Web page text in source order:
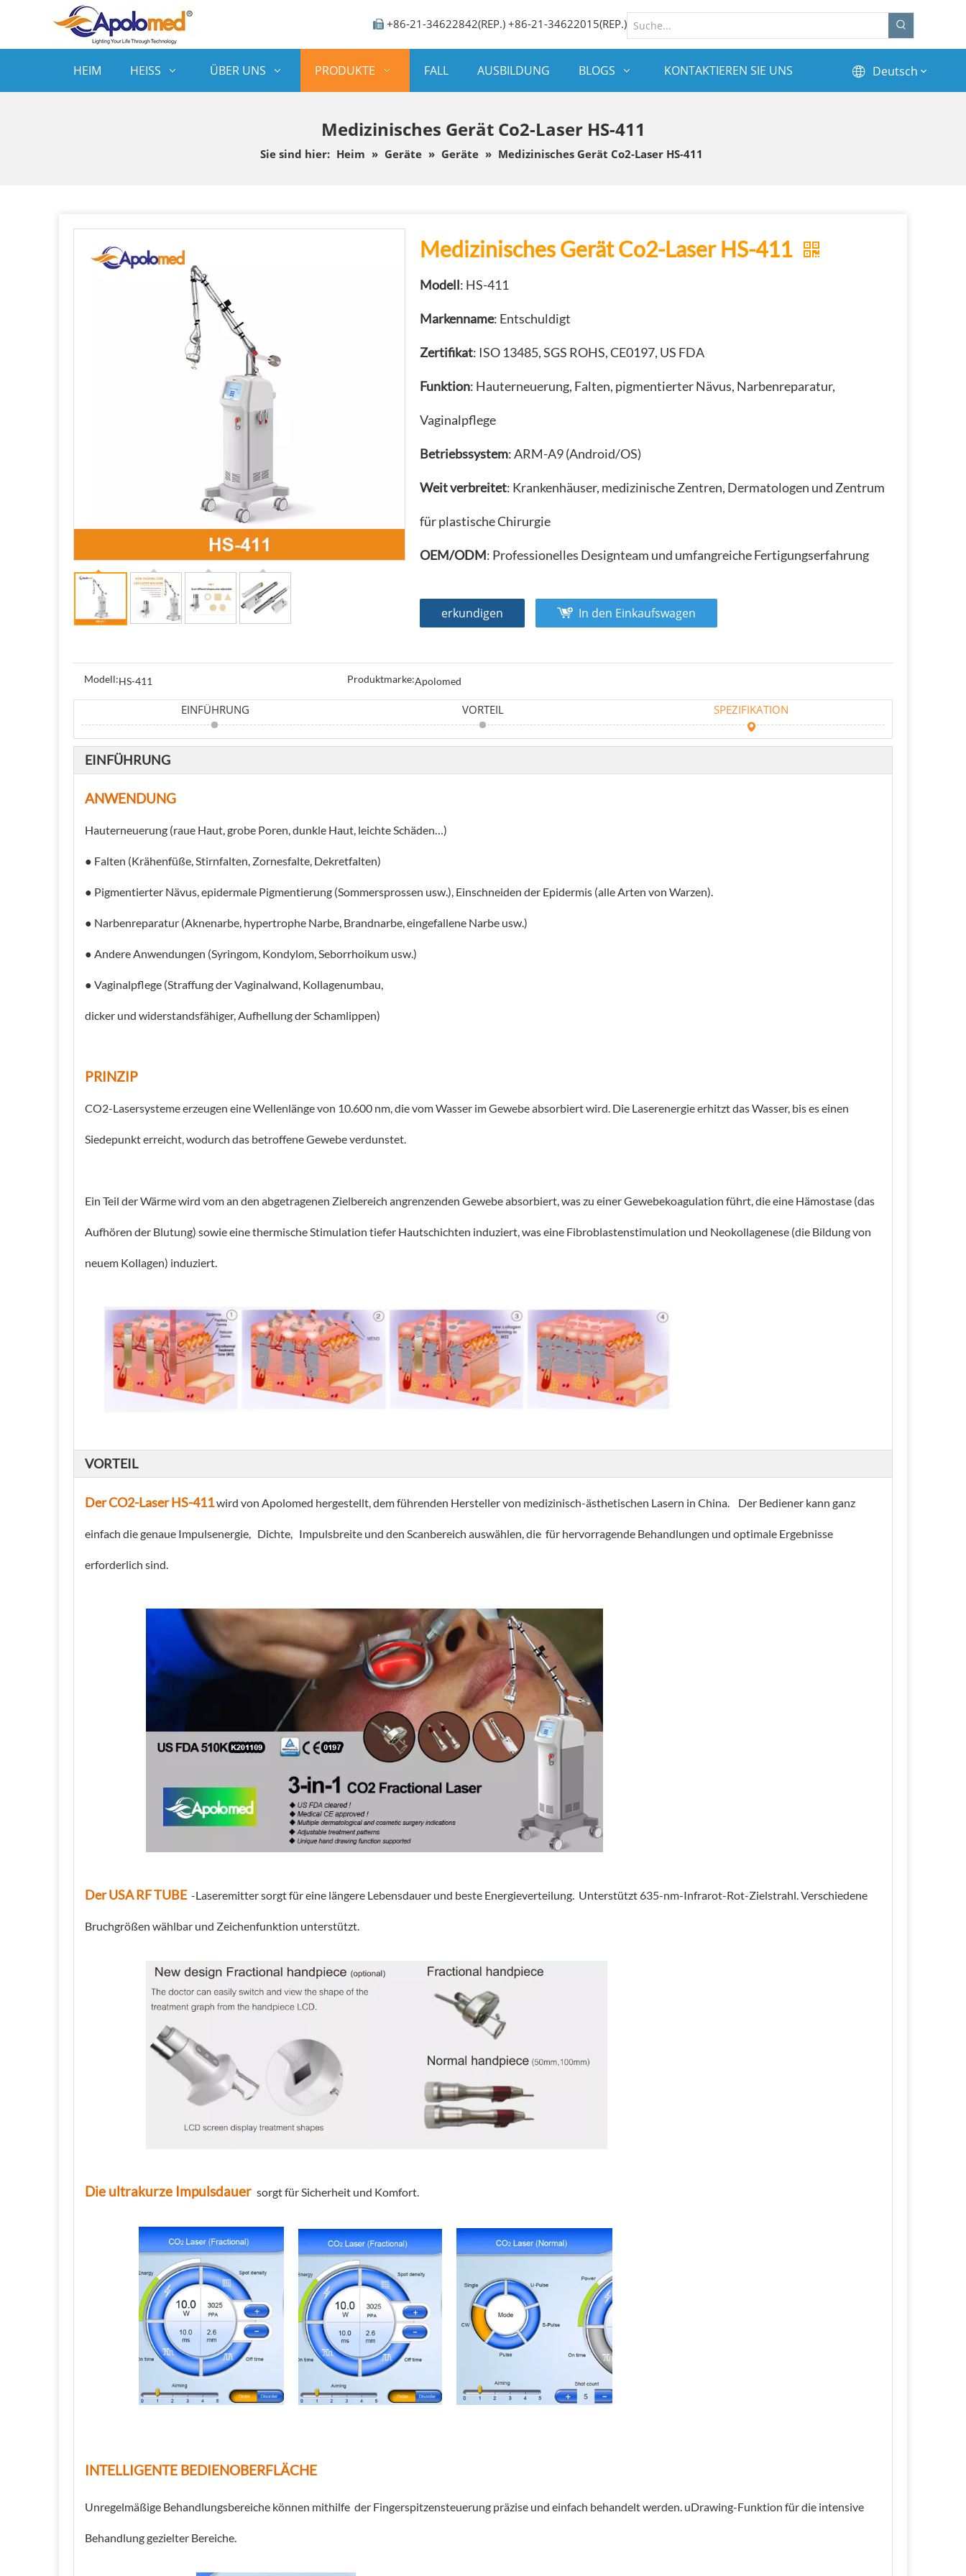
 +86-21-34622842(REP.) +86-21-34622015(REP.)
HEIM HEISS ÜBER UNS PRODUKTE FALL AUSBILDUNG BLOGS KONTAKTIEREN SIE UNS Deutsch
Medizinisches Gerät Co2-Laser HS-411
Sie sind hier: Heim » Geräte » Geräte » Medizinisches Gerät Co2-Laser HS-411
Medizinisches Gerät Co2-Laser HS-411
Modell: HS-411
Markenname: Entschuldigt
Zertifikat: ISO 13485, SGS ROHS, CE0197, US FDA
Funktion: Hauterneuerung, Falten, pigmentierter Nävus, Narbenreparatur,
Vaginalpflege
Betriebssystem: ARM-A9 (Android/OS)
Weit verbreitet: Krankenhäuser, medizinische Zentren, Dermatologen und Zentrum
für plastische Chirurgie
OEM/ODM: Professionelles Designteam und umfangreiche Fertigungserfahrung
erkundigen In den Einkaufswagen
Modell:HS-411 Produktmarke:Apolomed
EINFÜHRUNG VORTEIL SPEZIFIKATION
EINFÜHRUNG
ANWENDUNG
Hauterneuerung (raue Haut, grobe Poren, dunkle Haut, leichte Schäden…)
● Falten (Krähenfüße, Stirnfalten, Zornesfalte, Dekretfalten)
● Pigmentierter Nävus, epidermale Pigmentierung (Sommersprossen usw.), Einschneiden der Epidermis (alle Arten von Warzen).
● Narbenreparatur (Aknenarbe, hypertrophe Narbe, Brandnarbe, eingefallene Narbe usw.)
● Andere Anwendungen (Syringom, Kondylom, Seborrhoikum usw.)
● Vaginalpflege (Straffung der Vaginalwand, Kollagenumbau,
dicker und widerstandsfähiger, Aufhellung der Schamlippen)
PRINZIP
CO2-Lasersysteme erzeugen eine Wellenlänge von 10.600 nm, die vom Wasser im Gewebe absorbiert wird. Die Laserenergie erhitzt das Wasser, bis es einen
Siedepunkt erreicht, wodurch das betroffene Gewebe verdunstet.
Ein Teil der Wärme wird vom an den abgetragenen Zielbereich angrenzenden Gewebe absorbiert, was zu einer Gewebekoagulation führt, die eine Hämostase (das
Aufhören der Blutung) sowie eine thermische Stimulation tiefer Hautschichten induziert, was eine Fibroblastenstimulation und Neokollagenese (die Bildung von
neuem Kollagen) induziert.
VORTEIL
Der CO2-Laser HS-411wird von Apolomed hergestellt, dem führenden Hersteller von medizinisch-ästhetischen Lasern in China. Der Bediener kann ganz
einfach die genaue Impulsenergie, Dichte, Impulsbreite und den Scanbereich auswählen, die für hervorragende Behandlungen und optimale Ergebnisse
erforderlich sind.
Der USA RF TUBE -Laseremitter sorgt für eine längere Lebensdauer und beste Energieverteilung. Unterstützt 635-nm-Infrarot-Rot-Zielstrahl. Verschiedene
Bruchgrößen wählbar und Zeichenfunktion unterstützt.
Die ultrakurze Impulsdauer sorgt für Sicherheit und Komfort.
INTELLIGENTE BEDIENOBERFLÄCHE
Unregelmäßige Behandlungsbereiche können mithilfe der Fingerspitzensteuerung präzise und einfach behandelt werden. uDrawing-Funktion für die intensive
Behandlung gezielter Bereiche.